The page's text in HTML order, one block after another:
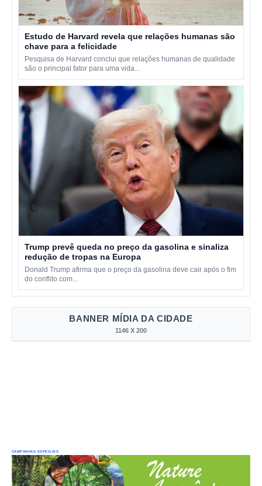
Estudo de Harvard revela que relações humanas são
chave para a felicidade
Pesquisa de Harvard conclui que relações humanas de qualidade
são o principal fator para uma vida...
Trump prevê queda no preço da gasolina e sinaliza
redução de tropas na Europa
Donald Trump afirma que o preço da gasolina deve cair após o fim
do conflito com...
BANNER MÍDIA DA CIDADE
1146 X 200
CAMPANHAS ESPECIAIS